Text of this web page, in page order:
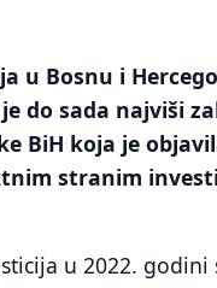
u Bosnu i
do sada najviši
BiH koja je
stranim
u 2022. godini